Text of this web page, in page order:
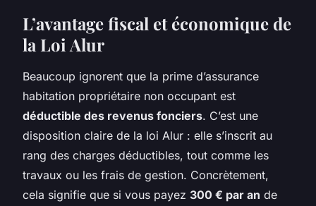
L’avantage fiscal et économique de
la Loi Alur
Beaucoup ignorent que la prime d’assurance
habitation propriétaire non occupant est
déductible des revenus fonciers. C’est une
disposition claire de la loi Alur : elle s’inscrit au
rang des charges déductibles, tout comme les
travaux ou les frais de gestion. Concrètement,
cela signifie que si vous payez 300 € par an de